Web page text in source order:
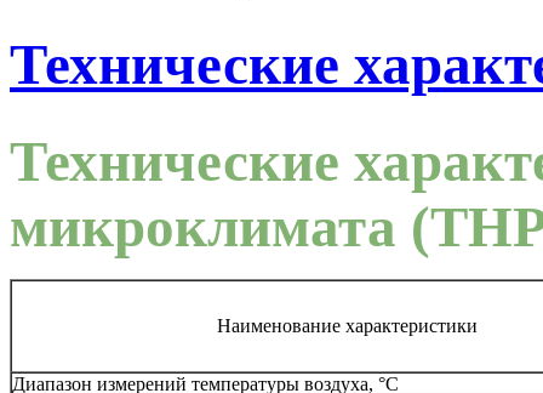
Технические
Технические
микроклимата
Наименование характеристики
Диапазон измерений температуры воздуха, °C